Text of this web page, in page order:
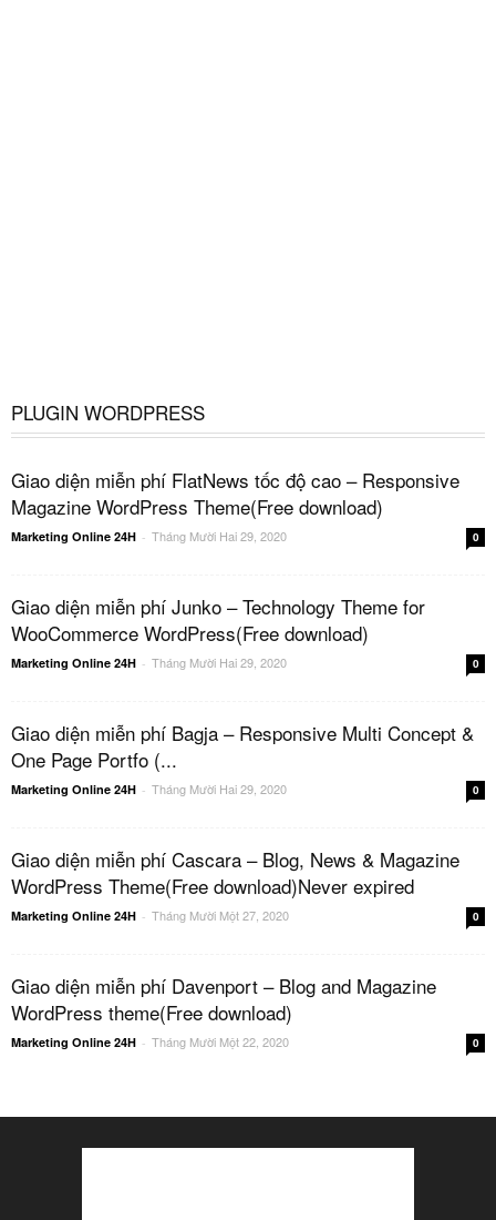
PLUGIN WORDPRESS
Giao diện miễn phí FlatNews tốc độ cao – Responsive
Magazine WordPress Theme(Free download)
Marketing Online 24H - Tháng Mười Hai 29, 2020 0
Giao diện miễn phí Junko – Technology Theme for
WooCommerce WordPress(Free download)
Marketing Online 24H - Tháng Mười Hai 29, 2020 0
Giao diện miễn phí Bagja – Responsive Multi Concept &
One Page Portfo (...
Marketing Online 24H - Tháng Mười Hai 29, 2020 0
Giao diện miễn phí Cascara – Blog, News & Magazine
WordPress Theme(Free download)Never expired
Marketing Online 24H - Tháng Mười Một 27, 2020 0
Giao diện miễn phí Davenport – Blog and Magazine
WordPress theme(Free download)
Marketing Online 24H - Tháng Mười Một 22, 2020 0